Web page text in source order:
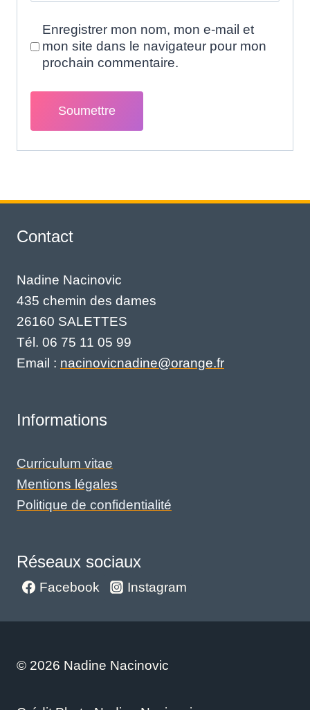
Enregistrer mon nom, mon e-mail et
mon site dans le navigateur pour mon
prochain commentaire.
Contact
Nadine Nacinovic
435 chemin des dames
26160 SALETTES
Tél. 06 75 11 05 99
Email : nacinovicnadine@orange.fr
Informations
Curriculum vitae
Mentions légales
Politique de confidentialité
Réseaux sociaux
Facebook Instagram
© 2026 Nadine Nacinovic